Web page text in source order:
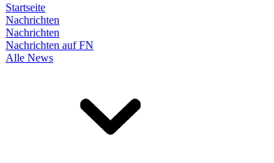
Startseite
Nachrichten
Nachrichten
Nachrichten auf FN
Alle News